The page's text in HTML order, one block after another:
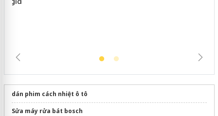
dán phim cách nhiệt ô tô
Sửa máy rửa bát bosch